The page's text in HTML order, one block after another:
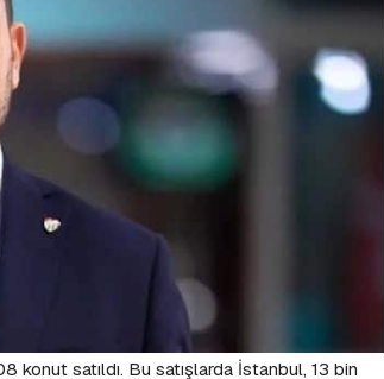
konut satıldı. Bu satışlarda İstanbul, 13 bin